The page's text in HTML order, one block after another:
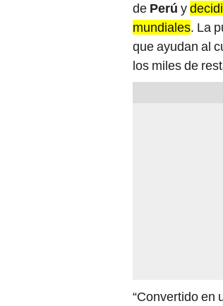
de Perú y
mundiales. La
que ayudan al
los miles de
“Convertido en